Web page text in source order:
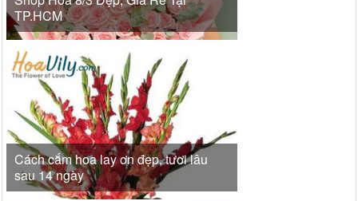
TP.HCM
Cách cắm hoa lay ơn đẹp, tươi lâu
sau 14 ngày